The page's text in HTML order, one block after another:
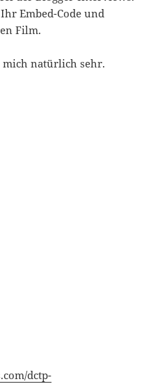
Embed-Code und
Film.
mich natürlich sehr.
dctp-